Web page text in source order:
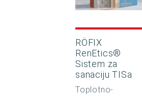
RÖFIX
RenEtics®
Sistem za
sanaciju TISa
Toplotno-